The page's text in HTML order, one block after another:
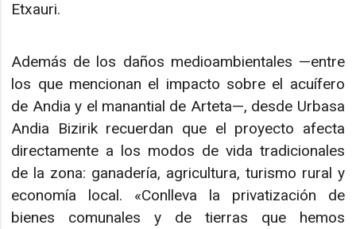
Etxauri.
Además de los daños medioambientales —entre
los que mencionan el impacto sobre el acuífero
de Andia y el manantial de Arteta—, desde Urbasa
Andia Bizirik recuerdan que el proyecto afecta
directamente a los modos de vida tradicionales
de la zona: ganadería, agricultura, turismo rural y
economía local. «Conlleva la privatización de
bienes comunales y de tierras que hemos